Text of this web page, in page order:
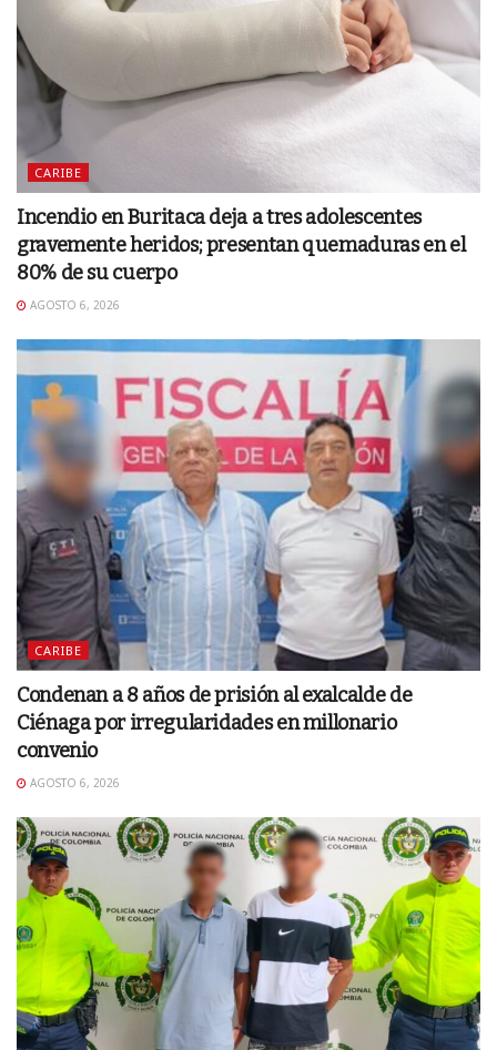
CARIBE
Incendio en Buritaca deja a tres adolescentes
gravemente heridos; presentan quemaduras en el
80% de su cuerpo
AGOSTO 6, 2026
CARIBE
Condenan a 8 años de prisión al exalcalde de
Ciénaga por irregularidades en millonario
convenio
AGOSTO 6, 2026